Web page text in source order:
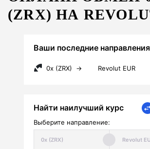
(ZRX) НА
Ваши последние
0x (ZRX) → Revolut EUR
Найти наилучший курс
Выберите направление: